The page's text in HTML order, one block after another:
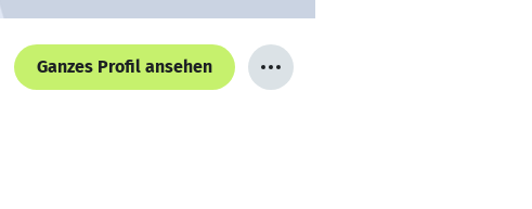
Ganzes Profil ansehen